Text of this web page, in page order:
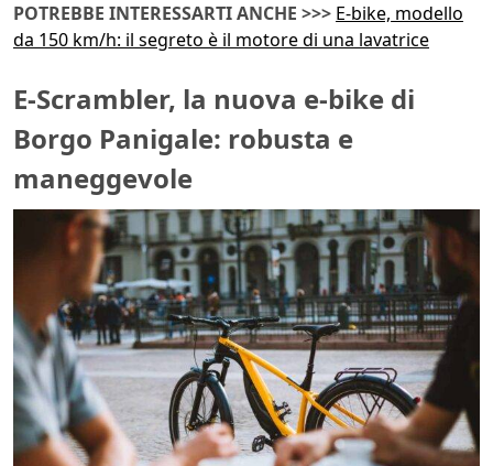
POTREBBE INTERESSARTI ANCHE >>> E-bike, modello
da 150 km/h: il segreto è il motore di una lavatrice
E-Scrambler, la nuova e-bike di
Borgo Panigale: robusta e
maneggevole